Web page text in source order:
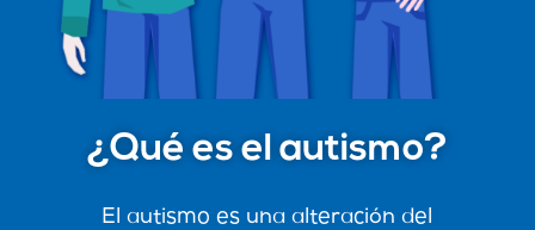
¿Qué es el autismo?
El autismo es una alteración del